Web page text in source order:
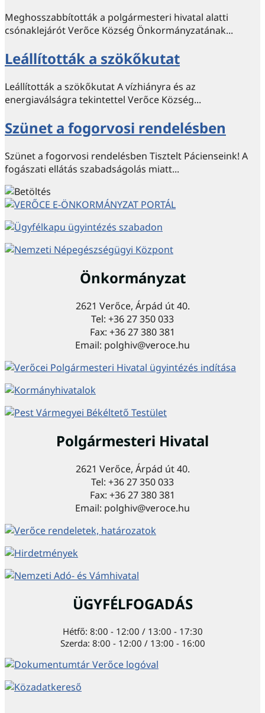
Meghosszabbították a polgármesteri hivatal alatti
csónaklejárót Verőce Község Önkormányzatának...
Leállították a szökőkutat
Leállították a szökőkutat A vízhiányra és az
energiaválságra tekintettel Verőce Község...
Szünet a fogorvosi rendelésben
Szünet a fogorvosi rendelésben Tisztelt Pácienseink! A
fogászati ellátás szabadságolás miatt...
Önkormányzat
2621 Verőce, Árpád út 40.
Tel: +36 27 350 033
Fax: +36 27 380 381
Email: polghiv@veroce.hu
Polgármesteri Hivatal
2621 Verőce, Árpád út 40.
Tel: +36 27 350 033
Fax: +36 27 380 381
Email: polghiv@veroce.hu
ÜGYFÉLFOGADÁS
Hétfő: 8:00 - 12:00 / 13:00 - 17:30
Szerda: 8:00 - 12:00 / 13:00 - 16:00